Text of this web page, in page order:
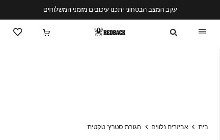
עקב המצב הבטחוני יתכנו עיכובים מזמני המשלוחים
בית אביזרים נלווים חגורת סטרץ' טקטית